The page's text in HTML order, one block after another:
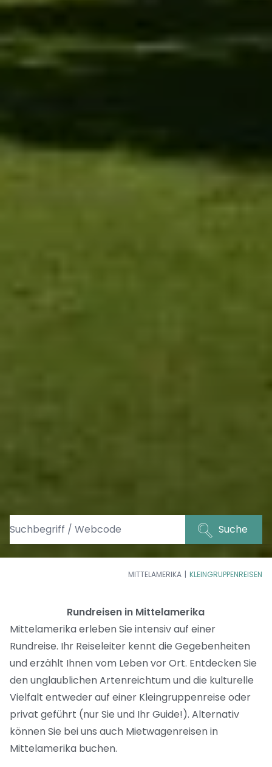
Suche
MITTELAMERIKA KLEINGRUPPENREISEN
Rundreisen in Mittelamerika
Mittelamerika erleben Sie intensiv auf einer
Rundreise. Ihr Reiseleiter kennt die Gegebenheiten
und erzählt Ihnen vom Leben vor Ort. Entdecken Sie
den unglaublichen Artenreichtum und die kulturelle
Vielfalt entweder auf einer Kleingruppenreise oder
privat geführt (nur Sie und Ihr Guide!). Alternativ
können Sie bei uns auch Mietwagenreisen in
Mittelamerika buchen.